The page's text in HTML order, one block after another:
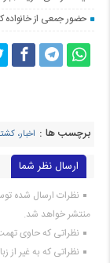
حضور جمعی از خانواده
برچسب ها : اخبار،
ارسال نظر شما
نظرات ارسال شده
منتشر خواهد شد.
نظراتی که حاوی
نظراتی که به غیر از